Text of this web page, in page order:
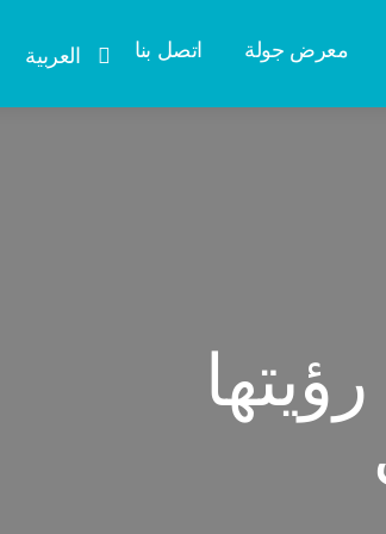
معرض جولة اتصل بنا العربية